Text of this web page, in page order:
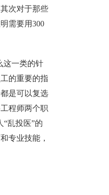
次对于那些
需要用300
这一类的针
的重要的指
是可以复选
程师两个职
乱投医”的
专业技能，